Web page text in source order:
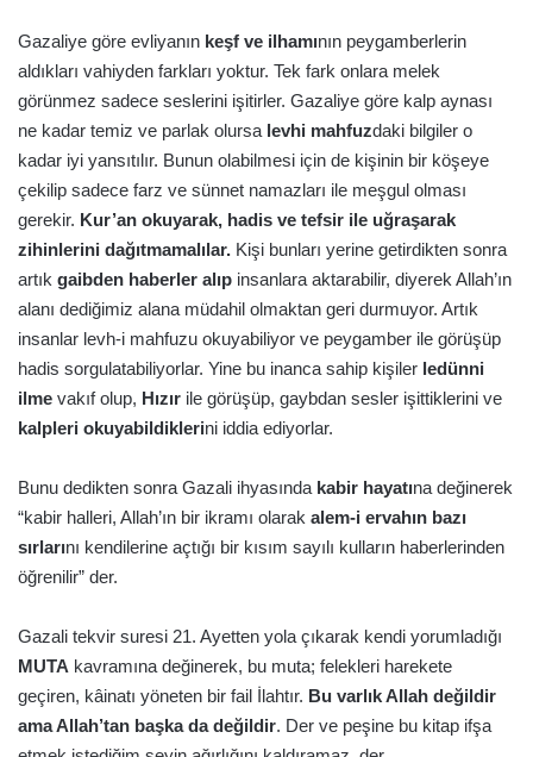
Gazaliye göre evliyanın keşf ve ilhamının peygamberlerin
aldıkları vahiyden farkları yoktur. Tek fark onlara melek
görünmez sadece seslerini işitirler. Gazaliye göre kalp aynası
ne kadar temiz ve parlak olursa levhi mahfuzdaki bilgiler o
kadar iyi yansıtılır. Bunun olabilmesi için de kişinin bir köşeye
çekilip sadece farz ve sünnet namazları ile meşgul olması
gerekir. Kur’an okuyarak, hadis ve tefsir ile uğraşarak
zihinlerini dağıtmamalılar. Kişi bunları yerine getirdikten sonra
artık gaibden haberler alıp insanlara aktarabilir, diyerek Allah’ın
alanı dediğimiz alana müdahil olmaktan geri durmuyor. Artık
insanlar levh-i mahfuzu okuyabiliyor ve peygamber ile görüşüp
hadis sorgulatabiliyorlar. Yine bu inanca sahip kişiler ledünni
ilme vakıf olup, Hızır ile görüşüp, gaybdan sesler işittiklerini ve
kalpleri okuyabildiklerini iddia ediyorlar.
Bunu dedikten sonra Gazali ihyasında kabir hayatına değinerek
“kabir halleri, Allah’ın bir ikramı olarak alem-i ervahın bazı
sırlarını kendilerine açtığı bir kısım sayılı kulların haberlerinden
öğrenilir” der.
Gazali tekvir suresi 21. Ayetten yola çıkarak kendi yorumladığı
MUTA kavramına değinerek, bu muta; felekleri harekete
geçiren, kâinatı yöneten bir fail İlahtır. Bu varlık Allah değildir
ama Allah’tan başka da değildir. Der ve peşine bu kitap ifşa